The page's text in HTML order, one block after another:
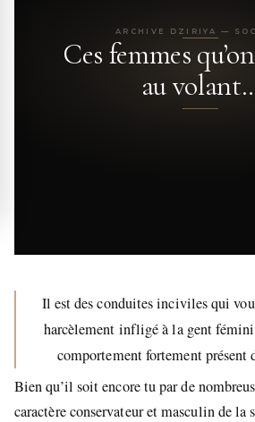
ARCHIVE DZIRIYA —
Ces femmes
au
Il est des conduites inciviles qui
harcèlement infligé à la gent
comportement fortement présent
Bien qu’il soit encore tu par de
caractère conservateur et masculin de la